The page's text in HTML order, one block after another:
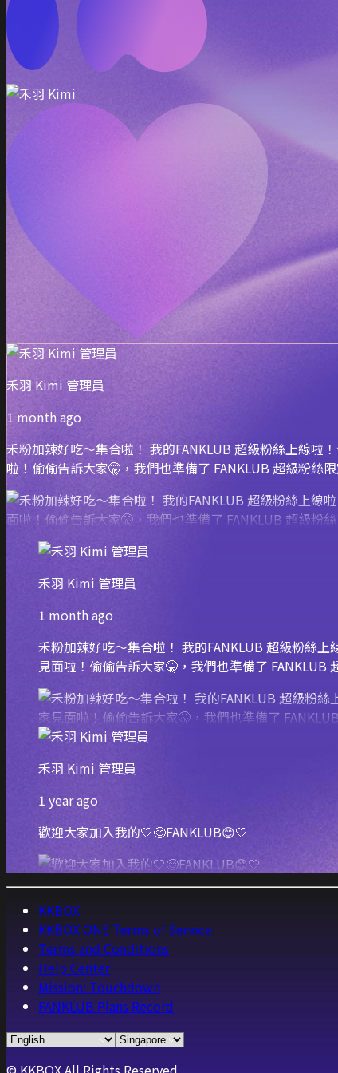
禾羽 Kimi 管理員
1 month ago
禾粉加辣好吃～集合啦！ 我的FANKLUB 超級粉絲上線啦
啦！偷偷告訴大家🤫，我們也準備了 FANKLUB 超級粉絲
禾羽 Kimi 管理員
1 month ago
禾粉加辣好吃～集合啦！ 我的FANKLUB 超級粉絲
見面啦！偷偷告訴大家🤫，我們也準備了 FANKLUB
禾羽 Kimi 管理員
1 year ago
歡迎大家加入我的🤍😊FANKLUB😊🤍
KKBOX
KKBOX ONE Terms of Service
Terms and Conditions
Help Center
Mission: Touchdown
FANKLUB Plans Record